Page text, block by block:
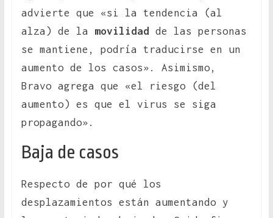
advierte que «si la tendencia (al
alza) de la movilidad
de las personas
se mantiene, podría traducirse en un
aumento de los casos». Asimismo,
Bravo agrega que «el riesgo (del
aumento) es que el virus se siga
propagando».
Baja de casos
Respecto de por qué los
desplazamientos están aumentando y